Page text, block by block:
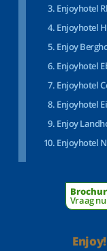
Enjoyhotel
Enjoyhotel
Enjoy
Enjoyhotel
Enjoyhotel
Enjoyhotel
Enjoy
Enjoyhotel
Vraag